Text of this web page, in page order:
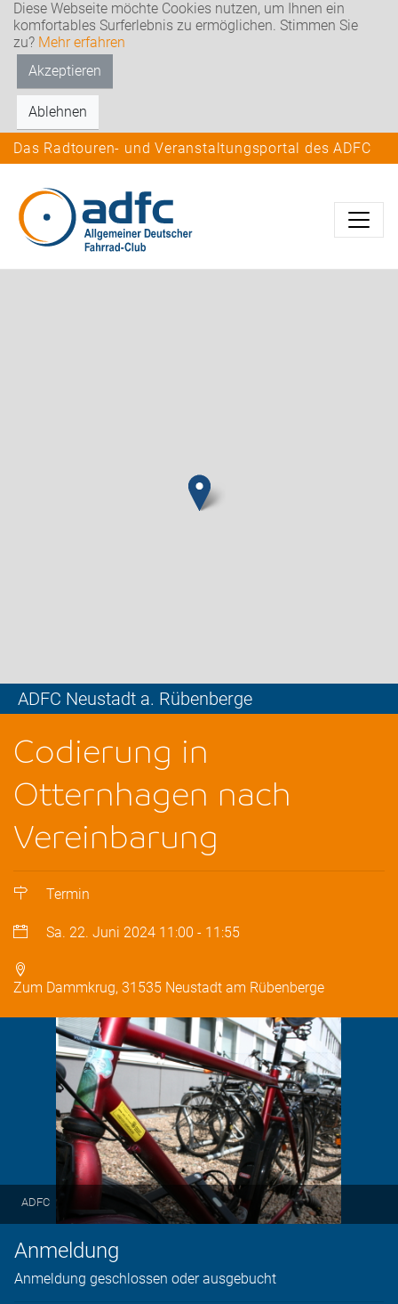
Diese Webseite möchte Cookies nutzen, um Ihnen ein
komfortables Surferlebnis zu ermöglichen. Stimmen Sie
zu? Mehr erfahren
Akzeptieren
Ablehnen
Das Radtouren- und Veranstaltungsportal des ADFC
ADFC Neustadt a. Rübenberge
Codierung in
Otternhagen nach
Vereinbarung
Termin
Sa. 22. Juni 2024 11:00 - 11:55
Zum Dammkrug, 31535 Neustadt am Rübenberge
ADFC
Anmeldung
Anmeldung geschlossen oder ausgebucht